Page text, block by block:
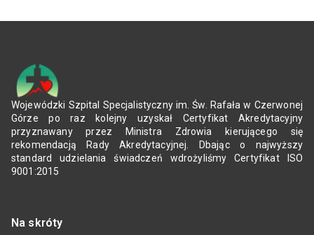
Wojewódzki Szpital Specjalistyczny im. Św. Rafała w Czerwonej
Górze po raz kolejny uzyskał Certyfikat Akredytacyjny
przyznawany przez Ministra Zdrowia kierującego się
rekomendacją Rady Akredytacyjnej. Dbając o najwyższy
standard udzielania świadczeń wdrożyliśmy Certyfikat ISO
9001:2015
Na skróty